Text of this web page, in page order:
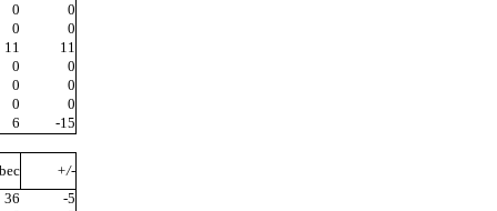
0
0
0
0
11
11
0
0
0
0
0
0
6
-15
+/-
36
-5